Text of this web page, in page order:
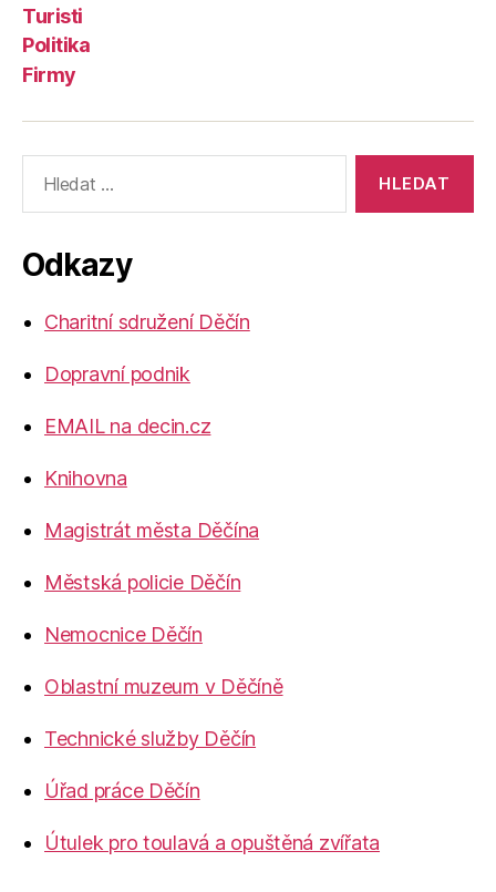
Turisti
Politika
Firmy
vyhledávání:
Odkazy
Charitní sdružení Děčín
Dopravní podnik
EMAIL na decin.cz
Knihovna
Magistrát města Děčína
Městská policie Děčín
Nemocnice Děčín
Oblastní muzeum v Děčíně
Technické služby Děčín
Úřad práce Děčín
Útulek pro toulavá a opuštěná zvířata